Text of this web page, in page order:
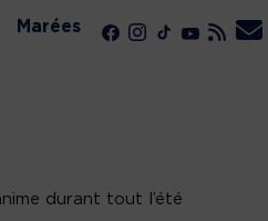
Marées
durant tout l’été